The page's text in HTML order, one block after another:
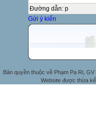
Đường dẫn: p
Gửi ý kiến
Bản quyền thuộc về Phạm Pa Ri,
Website được thừa